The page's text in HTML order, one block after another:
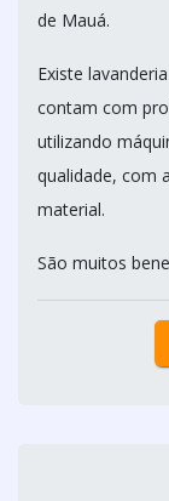
de Mauá.
Existe
contam com
utilizando
qualidade, com
material.
São muitos